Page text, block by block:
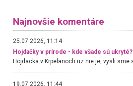
Najnovšie komentáre
25.07.2026, 11:14
Hojdačky v prírode - kde všade sú ukryté?
19.07.2026, 11:44